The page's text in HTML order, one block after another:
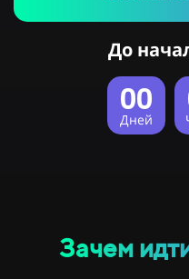
До
00
Дней
Зачем